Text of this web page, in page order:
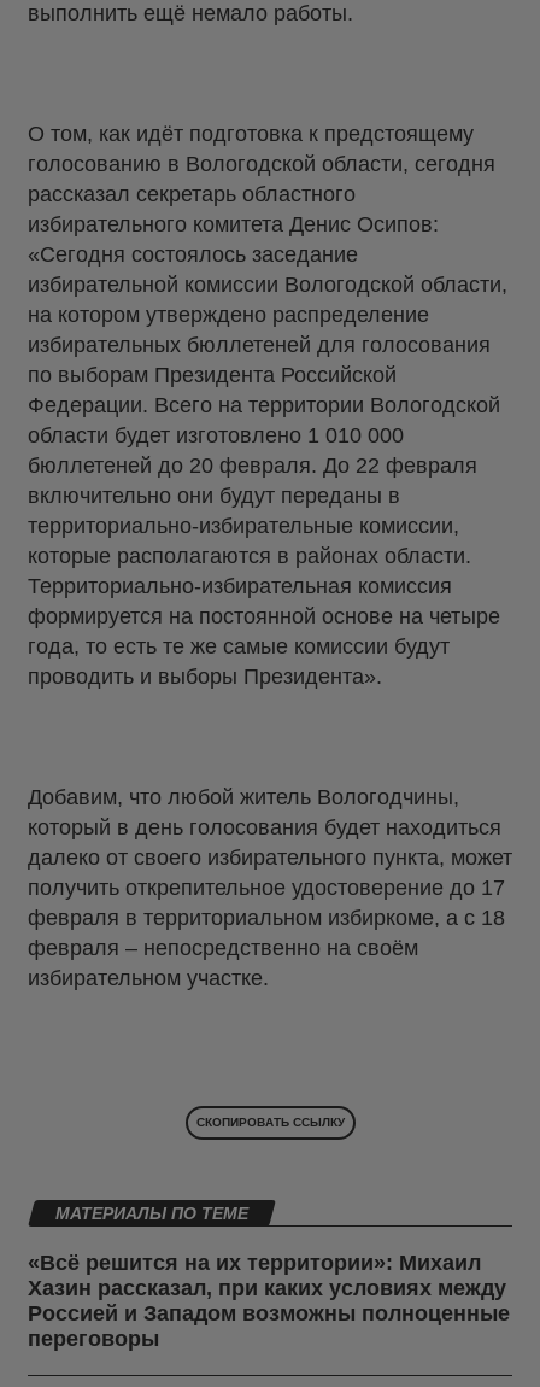
выполнить ещё немало работы.
О том, как идёт подготовка к предстоящему
голосованию в Вологодской области, сегодня
рассказал секретарь областного
избирательного комитета Денис Осипов:
«Сегодня состоялось заседание
избирательной комиссии Вологодской области,
на котором утверждено распределение
избирательных бюллетеней для голосования
по выборам Президента Российской
Федерации. Всего на территории Вологодской
области будет изготовлено 1 010 000
бюллетеней до 20 февраля. До 22 февраля
включительно они будут переданы в
территориально-избирательные комиссии,
которые располагаются в районах области.
Территориально-избирательная комиссия
формируется на постоянной основе на четыре
года, то есть те же самые комиссии будут
проводить и выборы Президента».
Добавим, что любой житель Вологодчины,
который в день голосования будет находиться
далеко от своего избирательного пункта, может
получить открепительное удостоверение до 17
февраля в территориальном избиркоме, а с 18
февраля – непосредственно на своём
избирательном участке.
СКОПИРОВАТЬ ССЫЛКУ
МАТЕРИАЛЫ ПО ТЕМЕ
«Всё решится на их территории»: Михаил
Хазин рассказал, при каких условиях между
Россией и Западом возможны полноценные
переговоры